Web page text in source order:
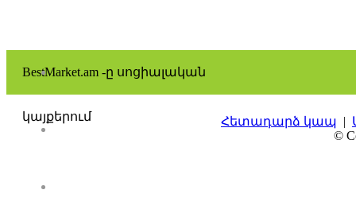
BestMarket.am -ը սոցիալական
կայքերում Հետադարձ կապ |
©